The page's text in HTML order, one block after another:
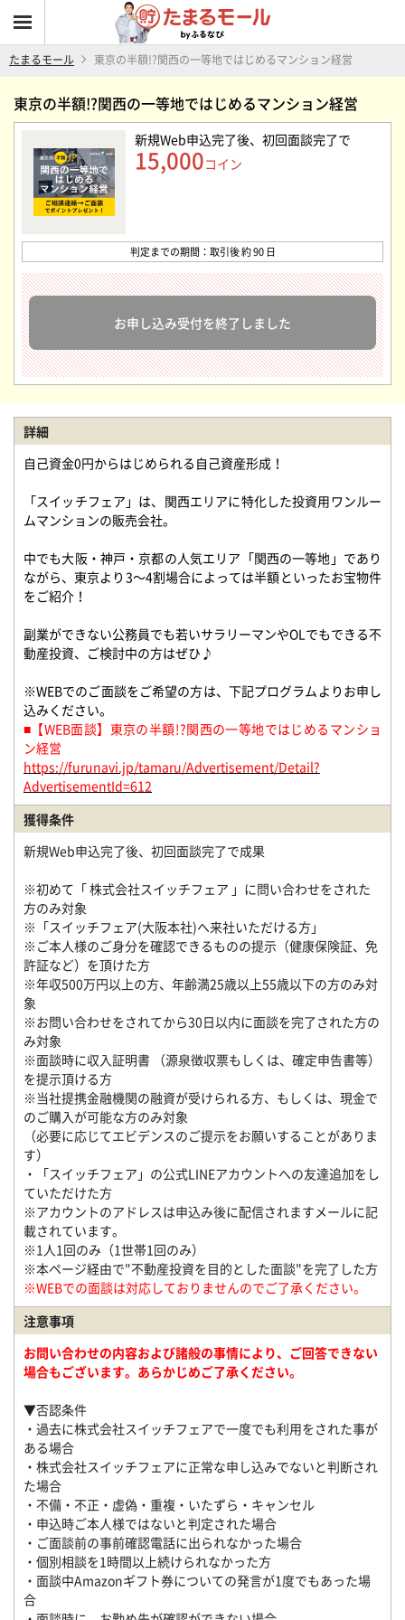
たまるモール 東京の半額!?関西の一等地ではじめるマンション経営
東京の半額!?関西の一等地ではじめるマンション経営
新規Web申込完了後、初回面談完了で
15,000コイン
判定までの期間：取引後 約 90 日
お申し込み受付を終了しました
詳細
自己資金0円からはじめられる自己資産形成！
「スイッチフェア」は、関西エリアに特化した投資用ワンルー
ムマンションの販売会社。
中でも大阪・神戸・京都の人気エリア「関西の一等地」であり
ながら、東京より3～4割場合によっては半額といったお宝物件
をご紹介！
副業ができない公務員でも若いサラリーマンやOLでもできる不
動産投資、ご検討中の方はぜひ♪
※WEBでのご面談をご希望の方は、下記プログラムよりお申し
込みください。
■【WEB面談】東京の半額!?関西の一等地ではじめるマンショ
ン経営
https://furunavi.jp/tamaru/Advertisement/Detail?
AdvertisementId=612
獲得条件
新規Web申込完了後、初回面談完了で成果
※初めて「 株式会社スイッチフェア 」に問い合わせをされた
方のみ対象
※「スイッチフェア(大阪本社)へ来社いただける方」
※ご本人様のご身分を確認できるものの提示（健康保険証、免
許証など）を頂けた方
※年収500万円以上の方、年齢満25歳以上55歳以下の方のみ対
象
※お問い合わせをされてから30日以内に面談を完了された方の
み対象
※面談時に収入証明書 （源泉徴収票もしくは、確定申告書等）
を提示頂ける方
※当社提携金融機関の融資が受けられる方、もしくは、現金で
のご購入が可能な方のみ対象
（必要に応じてエビデンスのご提示をお願いすることがありま
す）
・「スイッチフェア」の公式LINEアカウントへの友達追加をし
ていただけた方
※アカウントのアドレスは申込み後に配信されますメールに記
載されています。
※1人1回のみ（1世帯1回のみ）
※本ページ経由で"不動産投資を目的とした面談"を完了した方
※WEBでの面談は対応しておりませんのでご了承ください。
注意事項
お問い合わせの内容および諸般の事情により、ご回答できない
場合もございます。あらかじめご了承ください。
▼否認条件
・過去に株式会社スイッチフェアで一度でも利用をされた事が
ある場合
・株式会社スイッチフェアに正常な申し込みでないと判断され
た場合
・不備・不正・虚偽・重複・いたずら・キャンセル
・申込時ご本人様ではないと判定された場合
・ご面談前の事前確認電話に出られなかった場合
・個別相談を1時間以上続けられなかった方
・面談中Amazonギフト券についての発言が1度でもあった場
合